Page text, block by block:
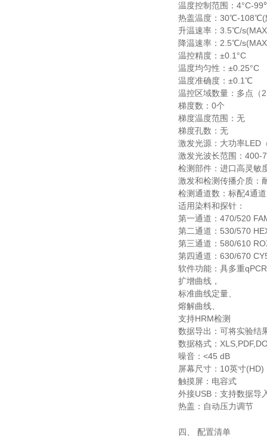
温度控制范围：4°C-
热盖温度：30℃-108℃(
升温速率：3.5℃/
降温速率：2.5℃/
温控精度：±0.1°C
温度均匀性：±0.25°C
温度准确度：±0.1℃
温控区域数量：多点（
梯度数：0个
梯度温度范围：无
梯度孔数：无
激发光源：大功率LED
激发光波长范围：400-
检测部件：进口高灵敏
激发和检测传播介质：
检测通道数：标配4通道
适用染料和探针：
第一通道：470/520
第二通道：530/570
第三通道：580/610
第四通道：630/670
软件功能：具多重
扩增曲线，
标准曲线定量、
熔解曲线、
支持HRM检测
数据导出：可将实验结
数据格式：
噪音：<45 dB
屏幕尺寸：10英寸(HD)
触摸屏：电容式
外接USB：支持数据导
热盖：自动压力调节
四、 配置清单